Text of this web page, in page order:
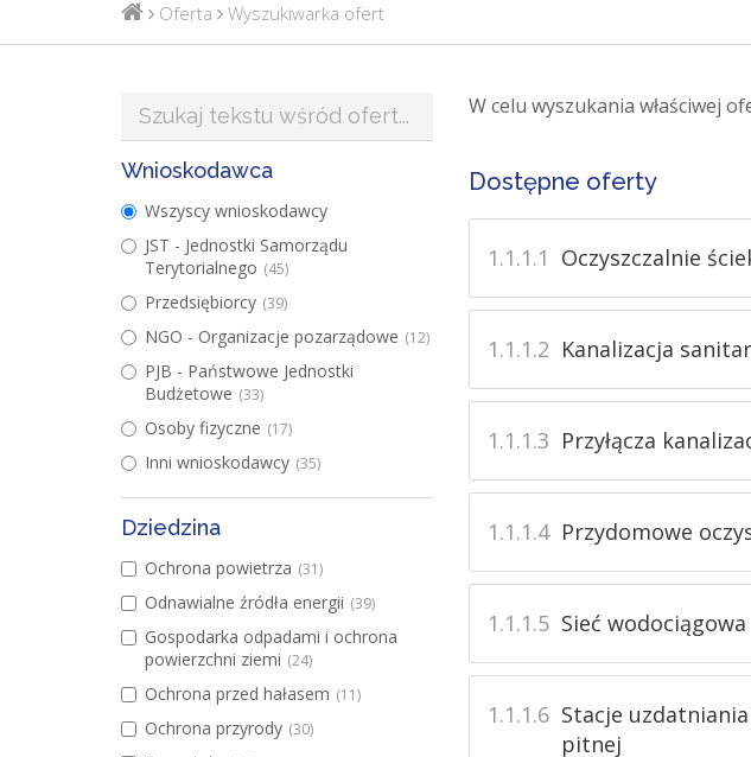
Oferta Wyszukiwarka ofert
Wnioskodawca
Wszyscy wnioskodawcy
JST - Jednostki Samorządu
Terytorialnego (45)
Przedsiębiorcy (39)
NGO - Organizacje pozarządowe (12)
PJB - Państwowe Jednostki
Budżetowe (33)
Osoby fizyczne (17)
Inni wnioskodawcy (35)
Dziedzina
Ochrona powietrza (31)
Odnawialne źródła energii (39)
Gospodarka odpadami i ochrona
powierzchni ziemi (24)
Ochrona przed hałasem (11)
Ochrona przyrody (30)
W celu wyszukania właściwej
Dostępne oferty
1.1.1.1 Oczyszczalnie
1.1.1.2 Kanalizacja
1.1.1.3 Przyłącza
1.1.1.4 Przydomowe
1.1.1.5 Sieć wodociągowa
1.1.1.6 Stacje
pitnej